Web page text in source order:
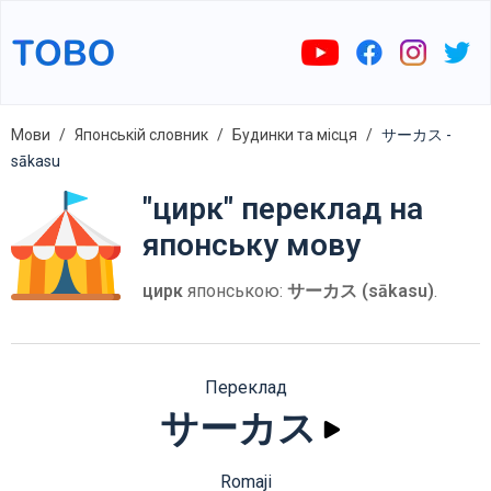
Мови Японській словник Будинки та місця
サーカス -
sākasu
"цирк" переклад на
японську мову
цирк японською: サーカス (sākasu).
Переклад
サーカス
Romaji